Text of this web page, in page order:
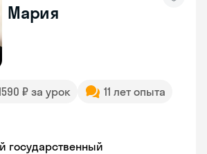
Мария
₽ за урок
11 лет опыта
государственный